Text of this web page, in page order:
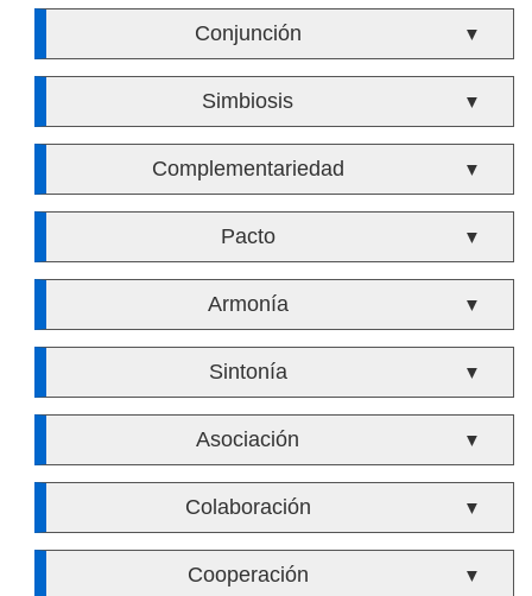
Conjunción ▼
Simbiosis ▼
Complementariedad ▼
Pacto ▼
Armonía ▼
Sintonía ▼
Asociación ▼
Colaboración ▼
Cooperación ▼